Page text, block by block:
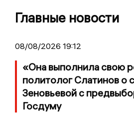
Главные новости
08/08/2026 19:12
«Она выполнила свою
политолог Слатинов о
Зеновьевой с
Госдуму